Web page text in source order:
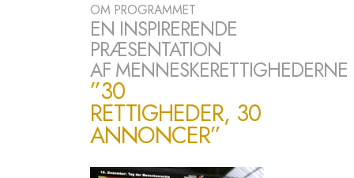
OM PROGRAMMET
EN INSPIRERENDE
PRÆSENTATION
AF MENNESKERETTIGHEDERNE
”30
RETTIGHEDER, 30
ANNONCER”